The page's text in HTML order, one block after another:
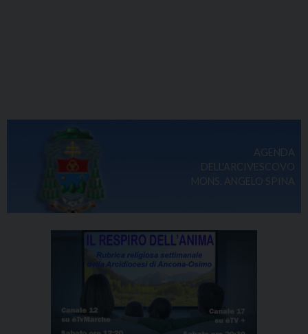
AGENDA
DELL'ARCIVESCOVO
MONS. ANGELO SPINA